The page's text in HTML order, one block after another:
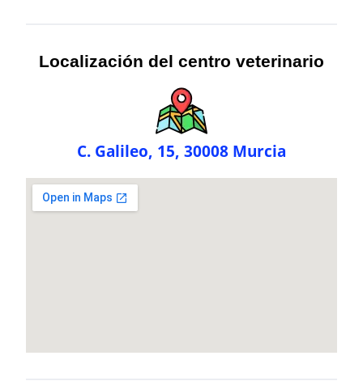
Localización del centro veterinario
C. Galileo, 15, 30008 Murcia